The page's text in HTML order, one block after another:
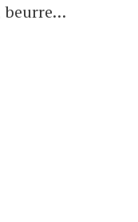
beurre…